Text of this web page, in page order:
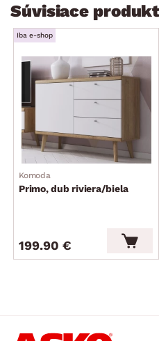
stabilný
dodávané v demonte
Súvisiace
Iba e-shop
Komoda
Primo, dub riviera/biela
199.90 €